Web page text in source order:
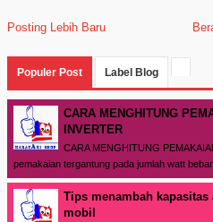
Posting Lebih Baru
Populer Post Label Blog
CARA MENGHITUNG
INVERTER
CARA MENGHITUNG
pemakaian tergantung pada jumlah watt
Tips menambah
mobil